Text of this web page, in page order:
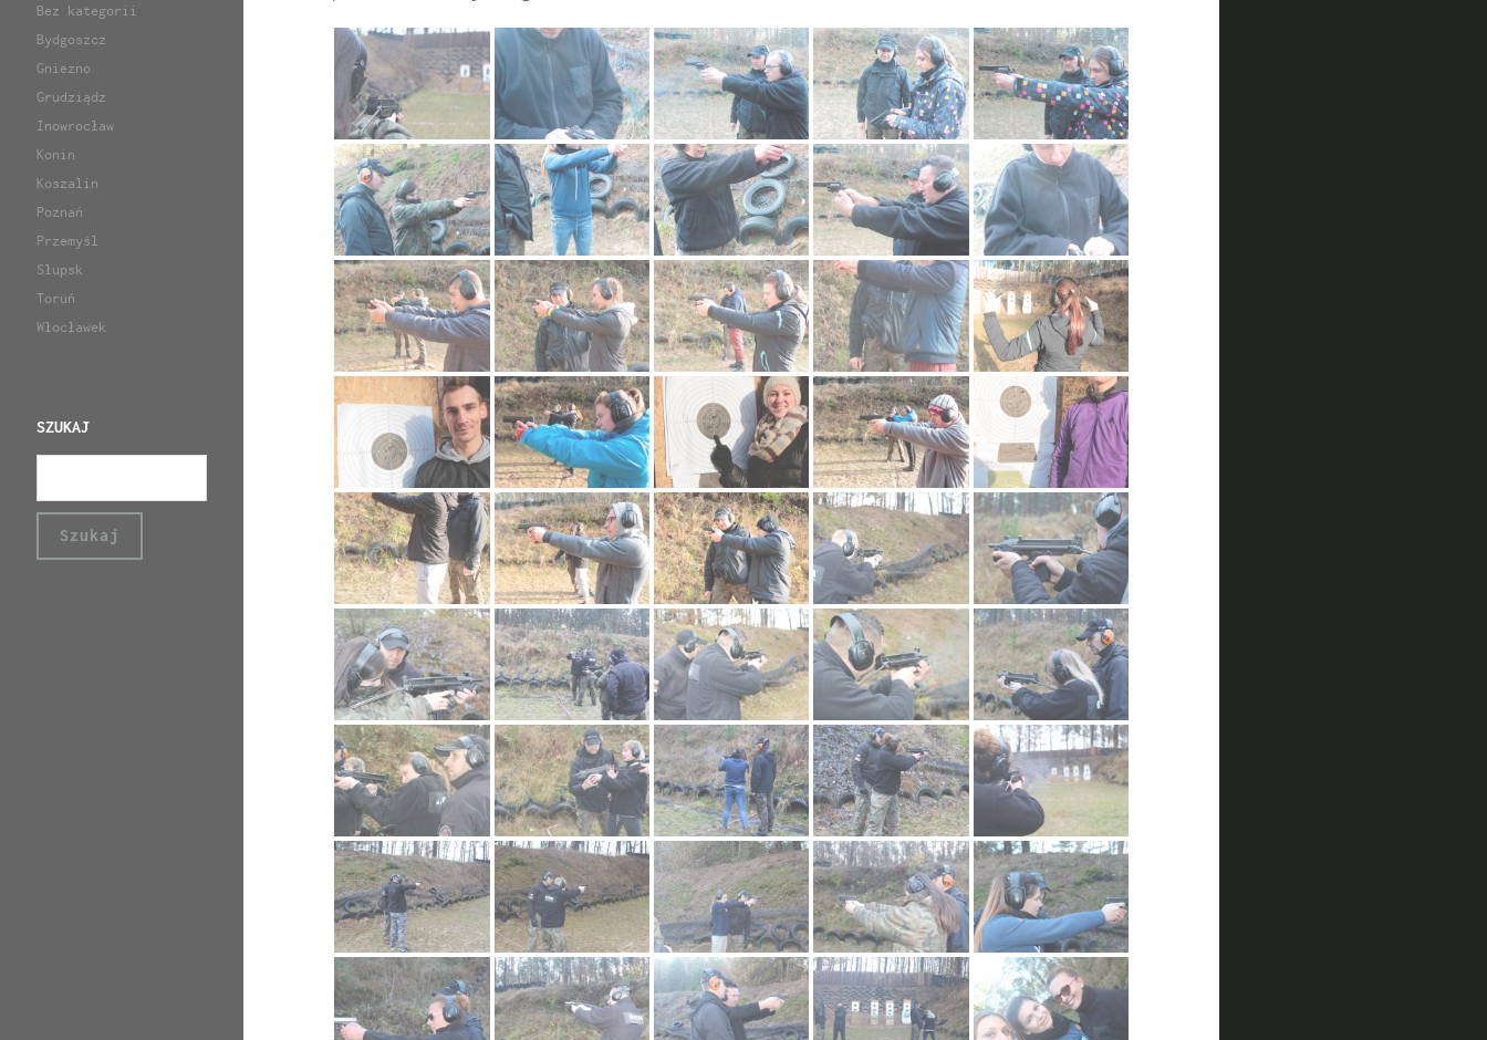
Bez kategorii
Bydgoszcz
Gniezno
Grudziądz
Inowrocław
Konin
Koszalin
Poznań
Przemyśl
Słupsk
Toruń
Włocławek
SZUKAJ